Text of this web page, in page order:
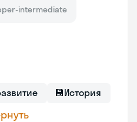
intermediate
💾История